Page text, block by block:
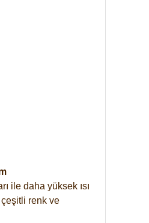
ile daha yüksek ısı
renk ve